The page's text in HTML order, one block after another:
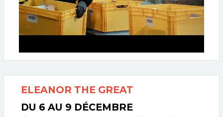
ELEANOR THE GREAT
DU 6 AU 9 DÉCEMBRE